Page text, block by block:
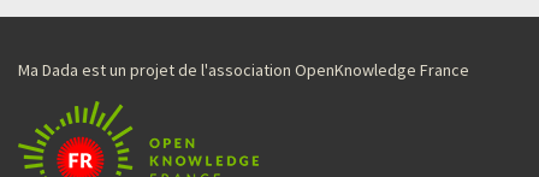
Ma Dada est un projet de l'association OpenKnowledge France